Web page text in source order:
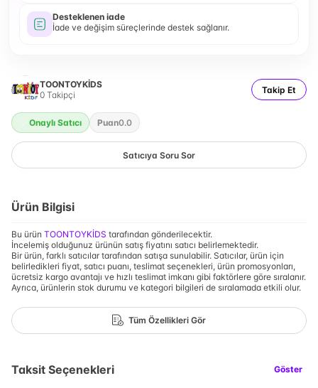
Desteklenen iade
İade ve değişim süreçlerinde destek sağlanır.
TOONTOYKİDS
0 Takipçi Takip Et
Onaylı Satıcı Puan0.0
Satıcıya Soru Sor
Ürün Bilgisi
Bu ürün TOONTOYKİDS tarafından gönderilecektir.
İncelemiş olduğunuz ürünün satış fiyatını satıcı belirlemektedir.
Bir ürün, farklı satıcılar tarafından satışa sunulabilir. Satıcılar, ürün için
belirledikleri fiyat, satıcı puanı, teslimat seçenekleri, ürün promosyonları,
ücretsiz kargo avantajı ve hızlı teslimat imkanı gibi faktörlere göre sıralanır.
Ayrıca, ürünlerin stok durumu ve kategori bilgileri de sıralamada etkili olur.
Tüm Özellikleri Gör
Taksit Seçenekleri Göster